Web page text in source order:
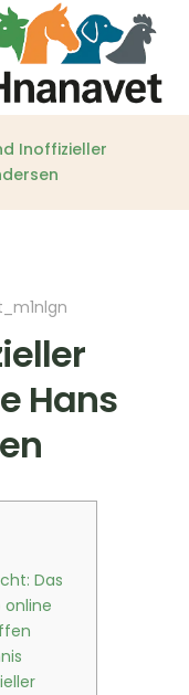
Inoffizieller
Hans
Das